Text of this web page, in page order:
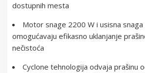
dostupnih mesta
Motor snage 2200 W i usisna
omogućavaju efikasno uklanjanje
nečistoća
Cyclone tehnologija odvaja prašinu